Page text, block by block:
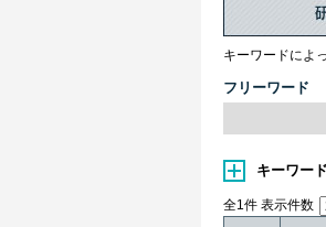
キーワードによ
フリーワード
キーワー
全1件 表示件数